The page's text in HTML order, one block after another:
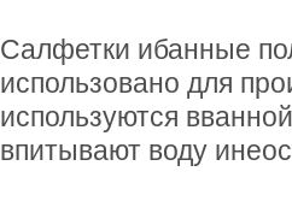
Салфетки ибанные
использовано для
используются
впитывают воду